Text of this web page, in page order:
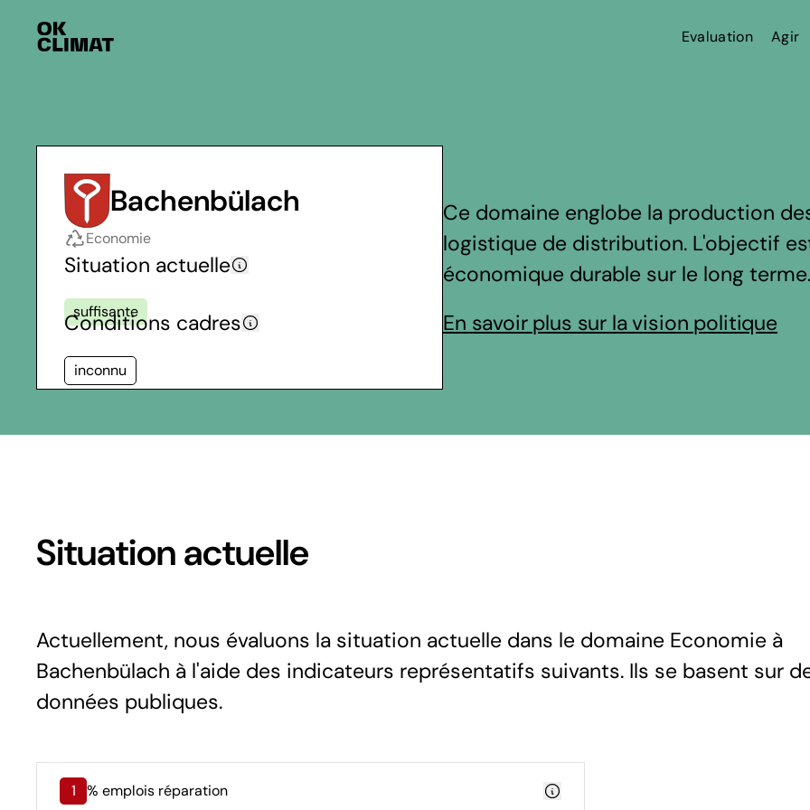
Evaluation Agir
Bachenbülach
Economie
Situation actuelle
suffisante
Conditions cadres
inconnu
Ce domaine englobe la production
logistique de distribution. L'objectif
économique durable sur le long terme.
En savoir plus sur la vision politique
Situation actuelle
Actuellement, nous évaluons la situation actuelle dans le domaine Economie à
Bachenbülach à l'aide des indicateurs représentatifs suivants. Ils se basent sur
données publiques.
1 % emplois réparation